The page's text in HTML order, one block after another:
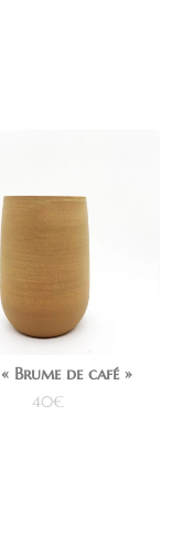
Brume de café »
40€